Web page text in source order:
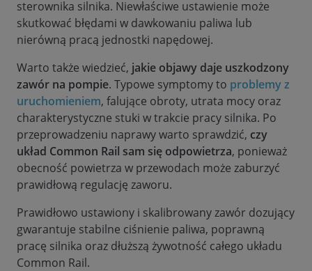
sterownika silnika. Niewłaściwe ustawienie może
skutkować błędami w dawkowaniu paliwa lub
nierówną pracą jednostki napędowej.
Warto także wiedzieć, jakie objawy daje uszkodzony
zawór na pompie. Typowe symptomy to problemy z
uruchomieniem, falujące obroty, utrata mocy oraz
charakterystyczne stuki w trakcie pracy silnika. Po
przeprowadzeniu naprawy warto sprawdzić, czy
układ Common Rail sam się odpowietrza, ponieważ
obecność powietrza w przewodach może zaburzyć
prawidłową regulację zaworu.
Prawidłowo ustawiony i skalibrowany zawór dozujący
gwarantuje stabilne ciśnienie paliwa, poprawną
pracę silnika oraz dłuższą żywotność całego układu
Common Rail.